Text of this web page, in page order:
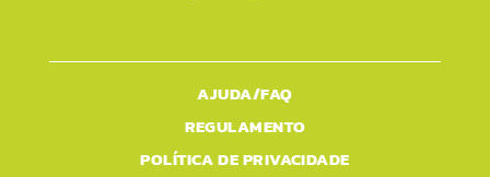
AJUDA/FAQ
REGULAMENTO
POLÍTICA DE PRIVACIDADE